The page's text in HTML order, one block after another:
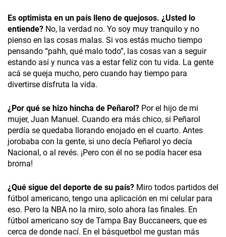
Es optimista en un país lleno de quejosos. ¿Usted lo
entiende? No, la verdad no. Yo soy muy tranquilo y no
pienso en las cosas malas. Si vos estás mucho tiempo
pensando “pahh, qué malo todo”, las cosas van a seguir
estando así y nunca vas a estar feliz con tu vida. La gente
acá se queja mucho, pero cuando hay tiempo para
divertirse disfruta la vida.
¿Por qué se hizo hincha de Peñarol? Por el hijo de mi
mujer, Juan Manuel. Cuando era más chico, si Peñarol
perdía se quedaba llorando enojado en el cuarto. Antes
jorobaba con la gente, si uno decía Peñarol yo decía
Nacional, o al revés. ¡Pero con él no se podía hacer esa
broma!
¿Qué sigue del deporte de su país? Miro todos partidos del
fútbol americano, tengo una aplicación en mi celular para
eso. Pero la NBA no la miro, solo ahora las finales. En
fútbol americano soy de Tampa Bay Buccaneers, que es
cerca de donde nací. En el básquetbol me gustan más